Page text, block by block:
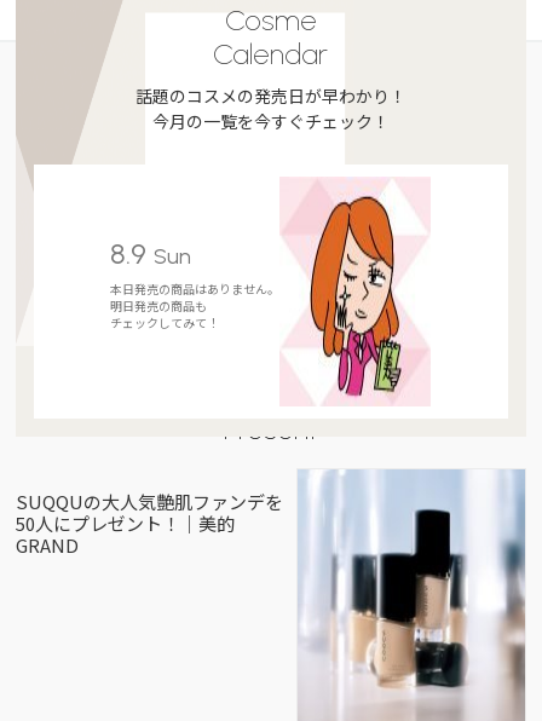
Cosme
Calendar
話題のコスメの発売日が早わかり！
今月の一覧を今すぐチェック！
8.9 Sun
本日発売の商品はありません。
明日発売の商品も
チェックしてみて！
Present
SUQQUの大人気艶肌ファンデを
50人にプレゼント！｜美的
GRAND